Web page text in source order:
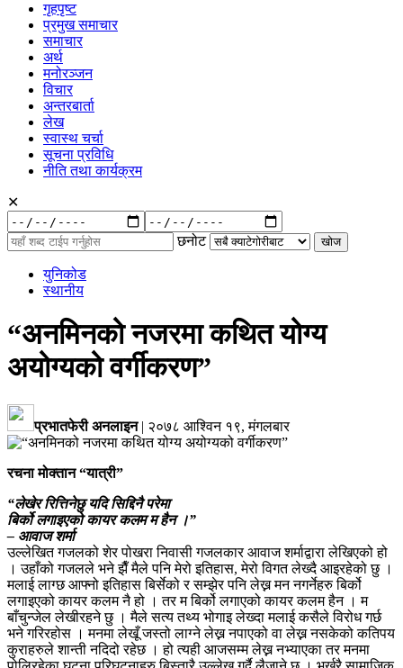
गृहपृष्ट
प्रमुख समाचार
समाचार
अर्थ
मनोरञ्जन
विचार
अन्तरबार्ता
लेख
स्वास्थ चर्चा
सूचना प्रविधि
नीति तथा कार्यक्रम
✕
अनुसार:
छनोट
युनिकोड
स्थानीय
“अनमिनको नजरमा कथित योग्य
अयोग्यको वर्गीकरण”
प्रभातफेरी अनलाइन| २०७८ आश्विन १९, मंगलबार
रचना मोक्तान “यात्री”
“लेखेर रित्तिनेछु यदि सिद्दिनै परेमा
बिर्को लगाइएको कायर कलम म हैन ।”
– आवाज शर्मा
उल्लेखित गजलको शेर पोखरा निवासी गजलकार आवाज शर्माद्वारा लेखिएको हो
। उहाँको गजलले भने झैँ मैले पनि मेरो इतिहास, मेरो विगत लेख्दै आइरहेको छु ।
मलाई लाग्छ आफ्नो इतिहास बिर्सेको र सम्झेर पनि लेख्न मन नगर्नेहरु बिर्को
लगाइएको कायर कलम नै हो । तर म बिर्को लगाएको कायर कलम हैन । म
बाँचुन्जेल लेखीरहने छु । मैले सत्य तथ्य भोगाइ लेख्दा मलाई कसैले विरोध गर्छ
भने गरिरहोस । मनमा लेखूँ जस्तो लाग्ने लेख्न नपाएको वा लेख्न नसकेको कतिपय
कुराहरुले शान्ती नदिदो रहेछ । हो त्यही आजसम्म लेख्न नभ्याएका तर मनमा